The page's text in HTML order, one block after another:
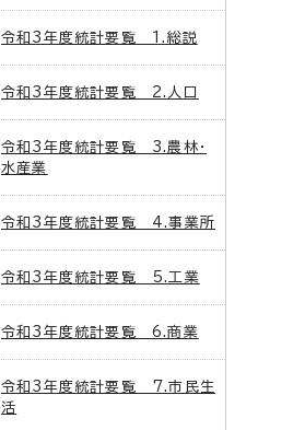
令和3年度統計要覧 1.総説
令和3年度統計要覧 2.人口
令和3年度統計要覧 3.農林・
水産業
令和3年度統計要覧 4.事業所
令和3年度統計要覧 5.工業
令和3年度統計要覧 6.商業
令和3年度統計要覧 7.市民生
活